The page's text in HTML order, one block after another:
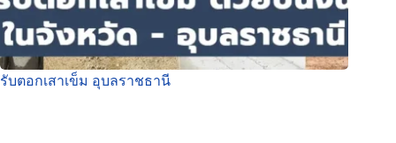
รับตอกเสาเข็ม อุบลราชธานี